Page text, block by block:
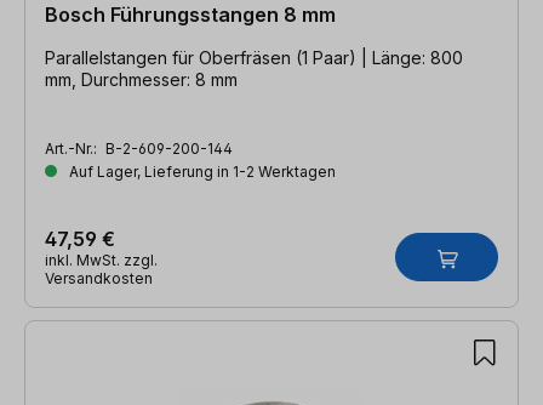
Bosch Führungsstangen 8 mm
Parallelstangen für Oberfräsen (1 Paar) | Länge: 800
mm, Durchmesser: 8 mm
Art.-Nr.: B-2-609-200-144
Auf Lager, Lieferung in 1-2 Werktagen
47,59 €
inkl. MwSt. zzgl.
Versandkosten